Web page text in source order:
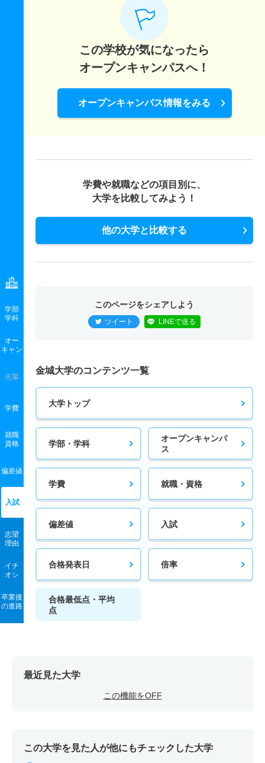
学部
学科
オー
キャン
先輩
学費
就職
資格
偏差値
入試
志望
理由
イチ
オシ
卒業後
の進路
この学校が気になったら
オープンキャンパスへ！
オープンキャンパス情報をみる
学費や就職などの項目別に、
大学を比較してみよう！
他の大学と比較する
このページをシェアしよう
ツイート LINEで送る
金城大学のコンテンツ一覧
大学トップ
学部・学科
オープンキャンパ
ス
学費 就職・資格
偏差値 入試
合格発表日 倍率
合格最低点・平均
点
最近見た大学
この機能をOFF
この大学を見た人が他にもチェックした大学